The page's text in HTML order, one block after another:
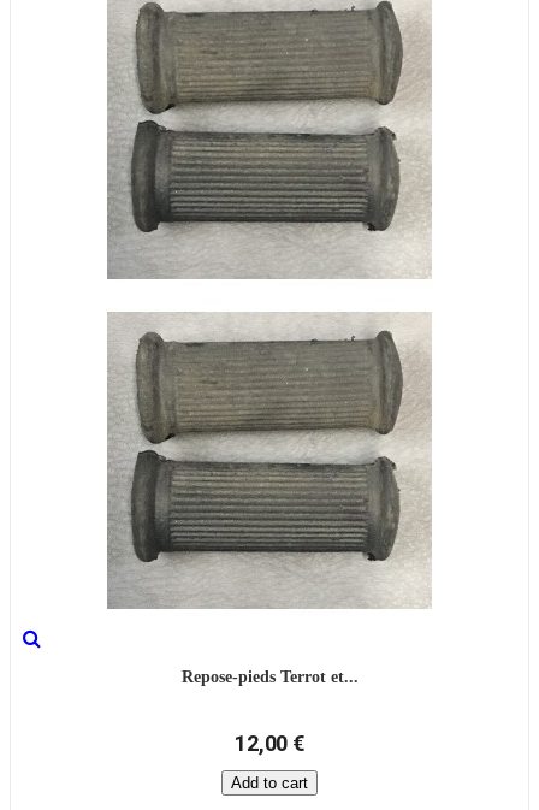
Repose-pieds Terrot et...
12,00 €
Add to cart